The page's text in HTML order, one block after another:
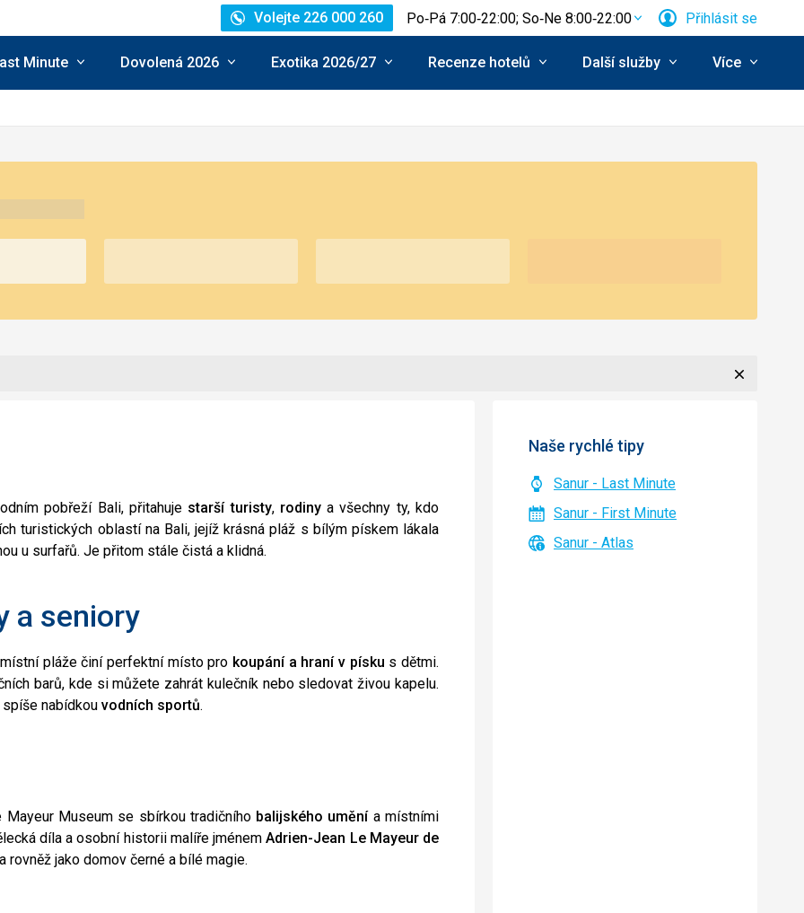
Volejte 226 000 260 Po‑Pá 7:00‑22:00; So‑Ne 8:00‑22:00 Přihlásit se
Minute Dovolená 2026 Exotika 2026/27 Recenze hotelů Další služby Více
pobřeží Bali, přitahuje starší turisty, rodinya všechny ty, kdo
turistických oblastí na Bali, jejíž krásná pláž s bílým pískem lákala
u surfařů. Je přitom stále čistá a klidná.
a seniory
pláže činí perfektní místo pro koupání a hraní v písku s dětmi.
barů, kde si můžete zahrát kulečník nebo sledovat živou kapelu.
nabídkou vodních sportů.
Museum se sbírkou tradičního balijského uměnía místními
díla a osobní historii malíře jménemAdrien-Jean Le Mayeur de
rovněž jako domov černé a bílé magie.
Naše rychlé tipy
Sanur - Last Minute
Sanur - First Minute
Sanur - Atlas